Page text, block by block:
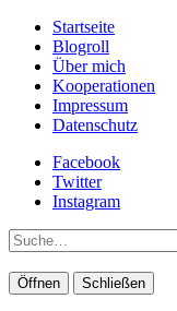
Startseite
Blogroll
Über mich
Kooperationen
Impressum
Datenschutz
Facebook
Twitter
Instagram
Suche
Öffnen Schließen